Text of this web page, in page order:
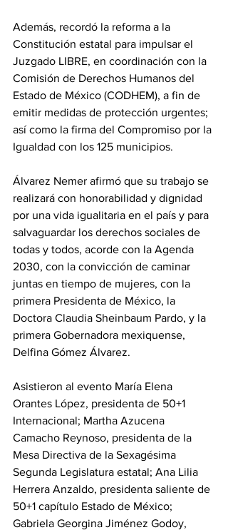
Además, recordó la reforma a la
Constitución estatal para impulsar el
Juzgado LIBRE, en coordinación con la
Comisión de Derechos Humanos del
Estado de México (CODHEM), a fin de
emitir medidas de protección urgentes;
así como la firma del Compromiso por la
Igualdad con los 125 municipios.
Álvarez Nemer afirmó que su trabajo se
realizará con honorabilidad y dignidad
por una vida igualitaria en el país y para
salvaguardar los derechos sociales de
todas y todos, acorde con la Agenda
2030, con la convicción de caminar
juntas en tiempo de mujeres, con la
primera Presidenta de México, la
Doctora Claudia Sheinbaum Pardo, y la
primera Gobernadora mexiquense,
Delfina Gómez Álvarez.
Asistieron al evento María Elena
Orantes López, presidenta de 50+1
Internacional; Martha Azucena
Camacho Reynoso, presidenta de la
Mesa Directiva de la Sexagésima
Segunda Legislatura estatal; Ana Lilia
Herrera Anzaldo, presidenta saliente de
50+1 capítulo Estado de México;
Gabriela Georgina Jiménez Godoy,